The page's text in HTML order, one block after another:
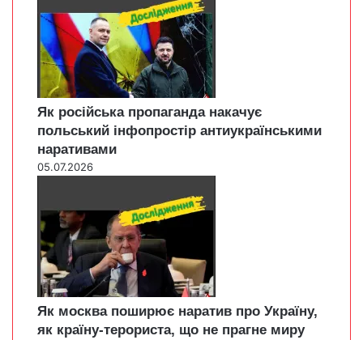
Як російська пропаганда накачує
польський інфопростір антиукраїнськими
наративами
05.07.2026
Як москва поширює наратив про Україну,
як країну-терориста, що не прагне миру